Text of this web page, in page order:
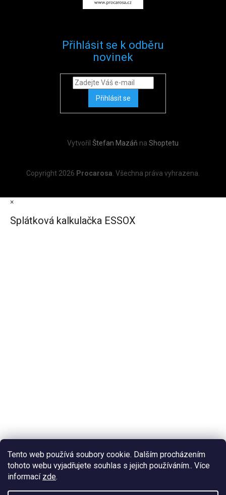
Tento web používá soubory cookie. Dalším procházením
tohoto webu vyjadřujete souhlas s jejich používáním.. Více
informací zde.
Přihlásit se k odběru
novinek
Přihlásit se
Vytvořil Štefan Mazáň na Shoptetu
Copyright 2026 Procarosa . Všechna práva vyhrazena.
×
Splátková kalkulačka ESSOX